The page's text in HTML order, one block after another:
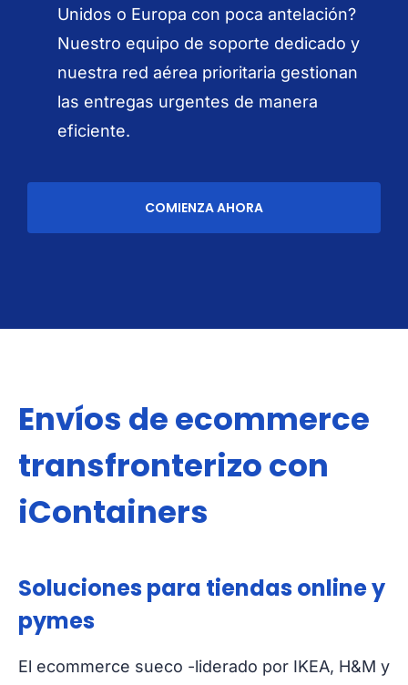
Unidos o Europa con poca antelación?
Nuestro equipo de soporte dedicado y
nuestra red aérea prioritaria gestionan
las entregas urgentes de manera
eficiente.
COMIENZA AHORA
Envíos de ecommerce
transfronterizo con
iContainers
Soluciones para tiendas online y
pymes
El ecommerce sueco -liderado por IKEA, H&M y